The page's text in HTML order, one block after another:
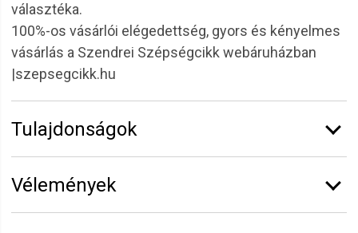
választéka.
100%-os vásárlói elégedettség, gyors és kényelmes
vásárlás a Szendrei Szépségcikk webáruházban
|szepsegcikk.hu
Tulajdonságok
Kiszerelés:
Vélemények